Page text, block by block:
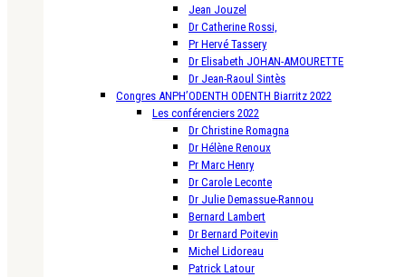
Jean Jouzel
Dr Catherine Rossi,
Pr Hervé Tassery
Dr Elisabeth JOHAN-AMOURETTE
Dr Jean-Raoul Sintès
Congres ANPH’ODENTH ODENTH Biarritz 2022
Les conférenciers 2022
Dr Christine Romagna
Dr Hélène Renoux
Pr Marc Henry
Dr Carole Leconte
Dr Julie Demassue-Rannou
Bernard Lambert
Dr Bernard Poitevin
Michel Lidoreau
Patrick Latour